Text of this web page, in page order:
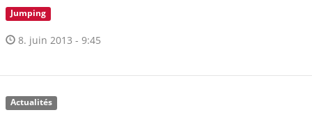
Jumping
8. juin 2013 - 9:45
Actualités